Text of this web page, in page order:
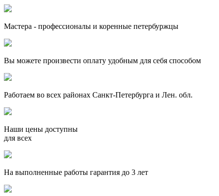
Мастера - профессионалы и коренные петербуржцы
Вы можете произвести оплату удобным для себя способом
Работаем во всех районах Санкт-Петербурга и Лен. обл.
Наши цены доступны
для всех
На выполненные работы гарантия до 3 лет